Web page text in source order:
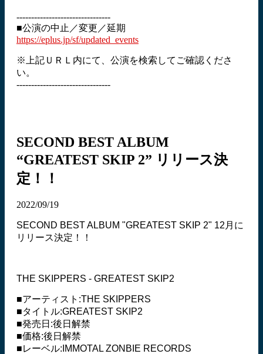
--------------------------------
■公演の中止／変更／延期
https://eplus.jp/sf/updated_events
※上記ＵＲＬ内にて、公演を検索してご確認くださ
い。
--------------------------------
SECOND BEST ALBUM
“GREATEST SKIP 2” リリース決
定！！
2022/09/19
SECOND BEST ALBUM "GREATEST SKIP 2" 12月に
リリース決定！！
THE SKIPPERS - GREATEST SKIP2
■アーティスト:THE SKIPPERS
■タイトル:GREATEST SKIP2
■発売日:後日解禁
■価格:後日解禁
■レーベル:IMMOTAL ZONBIE RECORDS